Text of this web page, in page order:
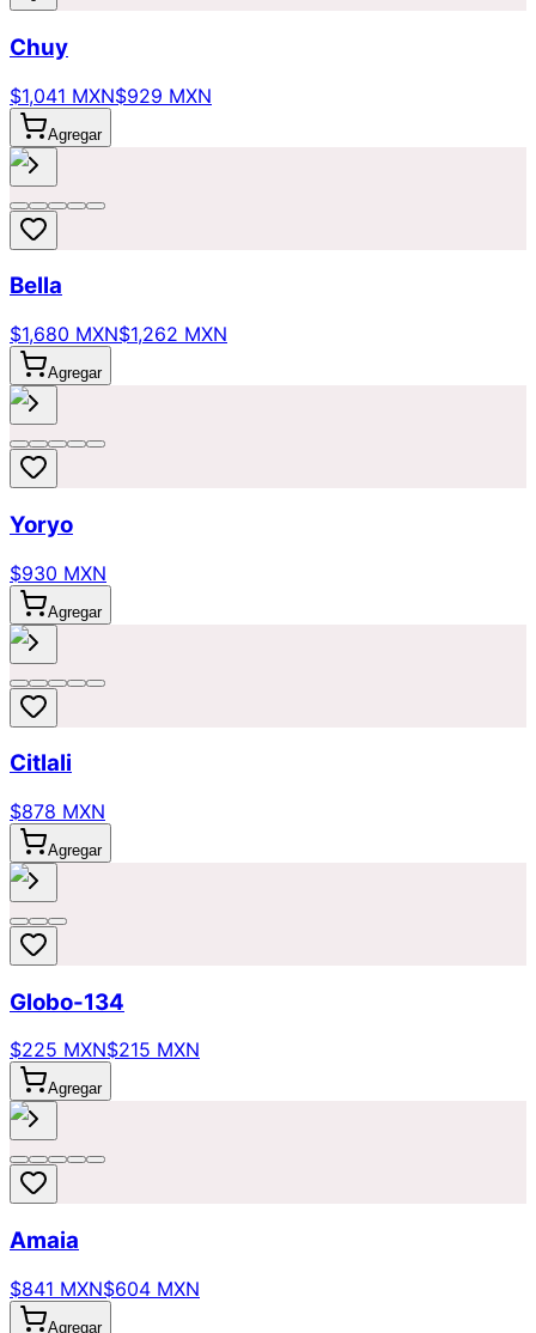
Chuy
$1,041 MXN$929 MXN
Agregar
Bella
$1,680 MXN$1,262 MXN
Agregar
Yoryo
$930 MXN
Agregar
Citlali
$878 MXN
Agregar
Globo-134
$225 MXN$215 MXN
Agregar
Amaia
$841 MXN$604 MXN
Agregar